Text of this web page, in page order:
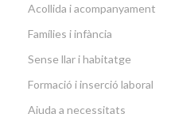
Acollida i acompanyament
Famílies i infància
Sense llar i habitatge
Formació i inserció laboral
Ajuda a necessitats